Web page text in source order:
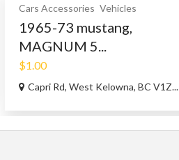
Cars Accessories Vehicles
1965-73 mustang,
MAGNUM 5...
$1.00
Capri Rd, West Kelowna, BC V1Z...